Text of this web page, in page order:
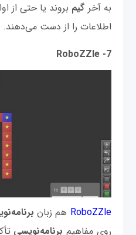
به آخر گیم بروند یا حتی از
اطلاعات را از دست می‌دهند.
7- RoboZZle
RoboZZle هم زبان
روی مفاهیم برنامه‌نویسی